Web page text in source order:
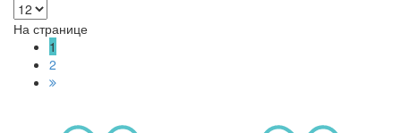
На странице
1
2